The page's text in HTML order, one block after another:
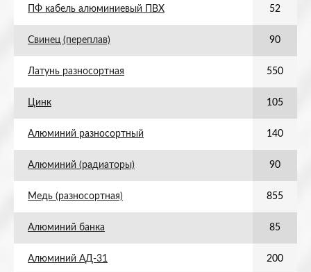
ПФ кабель алюминиевый ПВХ 52
Свинец (переплав) 90
Латунь разносортная 550
Цинк 105
Алюминий разносортный 140
Алюминий (радиаторы) 90
Медь (разносортная) 855
Алюминий банка 85
Алюминий АД-31 200